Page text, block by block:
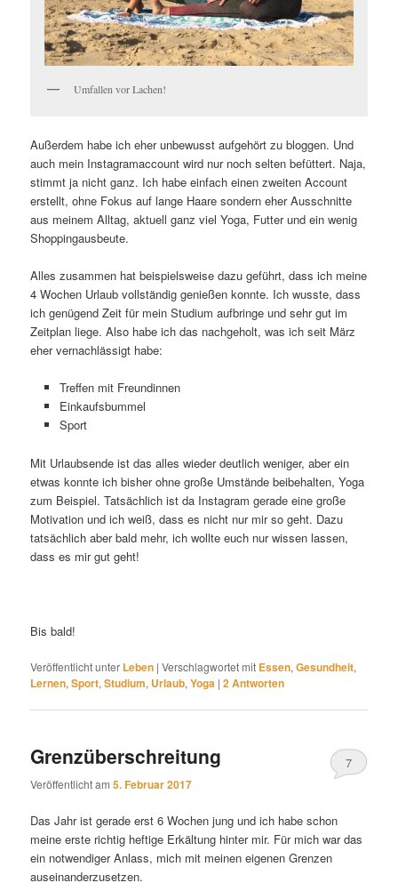
Umfallen vor Lachen!
Außerdem habe ich eher unbewusst aufgehört zu bloggen. Und
auch mein Instagramaccount wird nur noch selten befüttert. Naja,
stimmt ja nicht ganz. Ich habe einfach einen zweiten Account
erstellt, ohne Fokus auf lange Haare sondern eher Ausschnitte
aus meinem Alltag, aktuell ganz viel Yoga, Futter und ein wenig
Shoppingausbeute.
Alles zusammen hat beispielsweise dazu geführt, dass ich meine
4 Wochen Urlaub vollständig genießen konnte. Ich wusste, dass
ich genügend Zeit für mein Studium aufbringe und sehr gut im
Zeitplan liege. Also habe ich das nachgeholt, was ich seit März
eher vernachlässigt habe:
Treffen mit Freundinnen
Einkaufsbummel
Sport
Mit Urlaubsende ist das alles wieder deutlich weniger, aber ein
etwas konnte ich bisher ohne große Umstände beibehalten, Yoga
zum Beispiel. Tatsächlich ist da Instagram gerade eine große
Motivation und ich weiß, dass es nicht nur mir so geht. Dazu
tatsächlich aber bald mehr, ich wollte euch nur wissen lassen,
dass es mir gut geht!
Bis bald!
Veröffentlicht unter Leben |Verschlagwortet mit Essen,Gesundheit,
Lernen,Sport,Studium, Urlaub,Yoga |2Antworten
Grenzüberschreitung
Veröffentlicht am5. Februar 2017
7
Das Jahr ist gerade erst 6 Wochen jung und ich habe schon
meine erste richtig heftige Erkältung hinter mir. Für mich war das
ein notwendiger Anlass, mich mit meinen eigenen Grenzen
auseinanderzusetzen.